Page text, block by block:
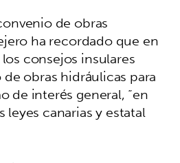
de obras
ha recordado que en
consejos insulares
obras hidráulicas para
de interés general, “en
canarias y estatal